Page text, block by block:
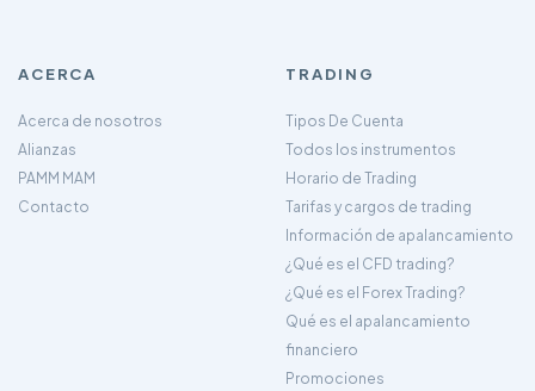
ACERCA
Acerca de nosotros
Alianzas
PAMM MAM
Contacto
TRADING
Tipos De Cuenta
Todos los instrumentos
Horario de Trading
Tarifas y cargos de trading
Información de apalancamiento
¿Qué es el CFD trading?
¿Qué es el Forex Trading?
Qué es el apalancamiento
financiero
Promociones